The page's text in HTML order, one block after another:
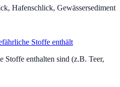
Hafenschlick, Gewässersediment
Stoffe enthält
enthalten sind (z.B. Teer,